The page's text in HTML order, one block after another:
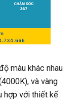
màu khác nhau
và vàng
hợp với thiết kế